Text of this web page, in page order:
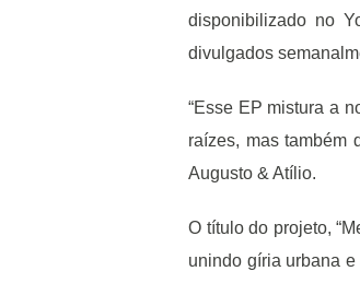
disponibilizado no
divulgados
“Esse EP mistura a
raízes, mas também
Augusto & Atílio.
O título do projeto,
unindo gíria urbana